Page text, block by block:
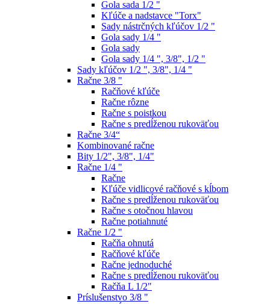
Gola sada 1/2 "
Kľúče a nadstavce "Torx"
Sady nástrčných kľúčov 1/2 "
Gola sady 1/4 "
Gola sady
Gola sady 1/4 ", 3/8", 1/2 "
Sady kľúčov 1/2 ", 3/8", 1/4 "
Račne 3/8 "
Račňové kľúče
Račne rôzne
Račne s poistkou
Račne s predĺženou rukoväťou
Račne 3/4“
Kombinované račne
Bity 1/2", 3/8", 1/4"
Račne 1/4 "
Račne
Kľúče vidlicové račňové s kĺbom
Račne s predĺženou rukoväťou
Račne s otočnou hlavou
Račne potiahnuté
Račne 1/2 "
Račňa ohnutá
Račňové kľúče
Račne jednoduché
Račne s predĺženou rukoväťou
Račňa L 1/2"
Príslušenstvo 3/8 "